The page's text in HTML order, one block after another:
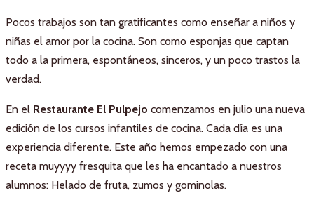
Pocos trabajos son tan gratificantes como enseñar a niños y
niñas el amor por la cocina. Son como esponjas que captan
todo a la primera, espontáneos, sinceros, y un poco trastos la
verdad.
En el Restaurante El Pulpejo comenzamos en julio una nueva
edición de los cursos infantiles de cocina. Cada día es una
experiencia diferente. Este año hemos empezado con una
receta muyyyy fresquita que les ha encantado a nuestros
alumnos: Helado de fruta, zumos y gominolas.